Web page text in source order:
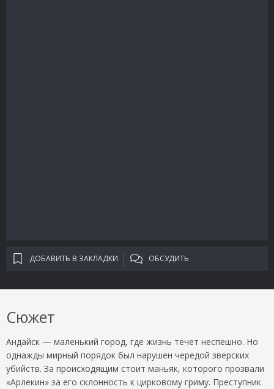
ДОБАВИТЬ В ЗАКЛАДКИ ОБСУДИТЬ
Сюжет
Андайск — маленький город, где жизнь течет неспешно. Но
однажды мирный порядок был нарушен чередой зверских
убийств. За происходящим стоит маньяк, которого прозвали
«Арлекин» за его склонность к цирковому гриму. Преступник